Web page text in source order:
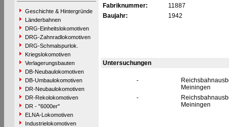
Geschichte & Hintergründe
Länderbahnen
DRG-Einheitslokomotiven
DRG-Zahnradlokomotiven
DRG-Schmalspurlok.
Kriegslokomotiven
Verlagerungsbauten
DB-Neubaulokomotiven
DB-Umbaulokomotiven
DR-Neubaulokomotiven
DR-Rekolokomotiven
DR - "6000er"
ELNA-Lokomotiven
Industrielokomotiven
Fabriknummer:
11887
Baujahr:
1942
Untersuchungen
-
Meiningen
-
Meiningen